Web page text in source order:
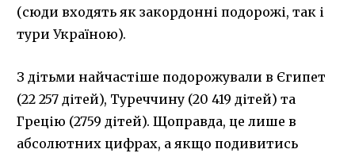
(сюди входять як закордонні подорожі, так і
тури Україною).
З дітьми найчастіше подорожували в Єгипет
(22 257 дітей), Туреччину (20 419 дітей) та
Грецію (2759 дітей). Щоправда, це лише в
абсолютних цифрах, а якщо подивитись